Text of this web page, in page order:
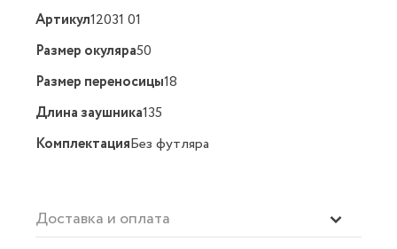
Артикул12031 01
Размер окуляра50
Размер переносицы18
Длина заушника135
КомплектацияБез футляра
Доставка и оплата